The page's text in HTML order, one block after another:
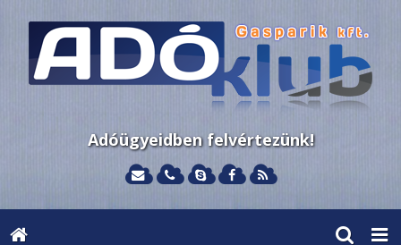
Adóügyeidben felvértezünk!